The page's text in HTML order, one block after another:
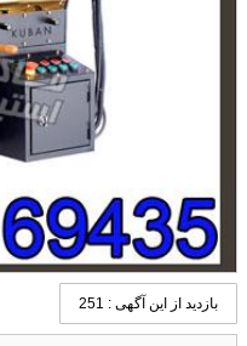
بازدید از این آگهی : 251